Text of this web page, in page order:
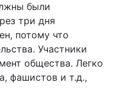
были
три дня
потому что
Участники
общества. Легко
фашистов и т.д.,